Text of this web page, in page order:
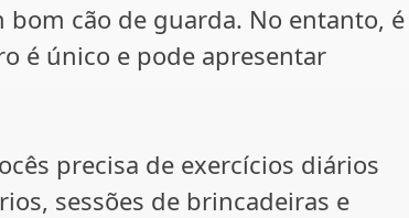
cão de guarda. No entanto, é
é único e pode apresentar
precisa de exercícios diários
sessões de brincadeiras e